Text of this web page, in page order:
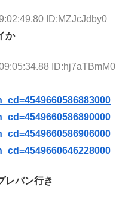
ID:MZJcJdby0
か
ID:hj7aTBmM0
レバン行き